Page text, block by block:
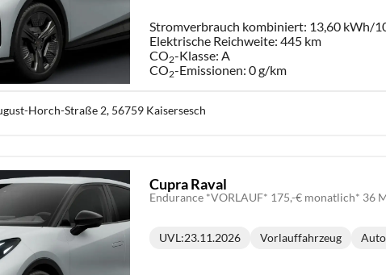
Stromverbrauch kombiniert: 13,60 kWh/
Elektrische Reichweite: 445 km
CO2-Klasse: A
CO2-Emissionen:0 g/km
Horch-Straße 2, 56759 Kaisersesch
Cupra Raval
UVL:23.11.2026 Vorlauffahrzeug